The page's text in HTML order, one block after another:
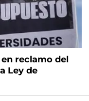
reclamo del
Ley de